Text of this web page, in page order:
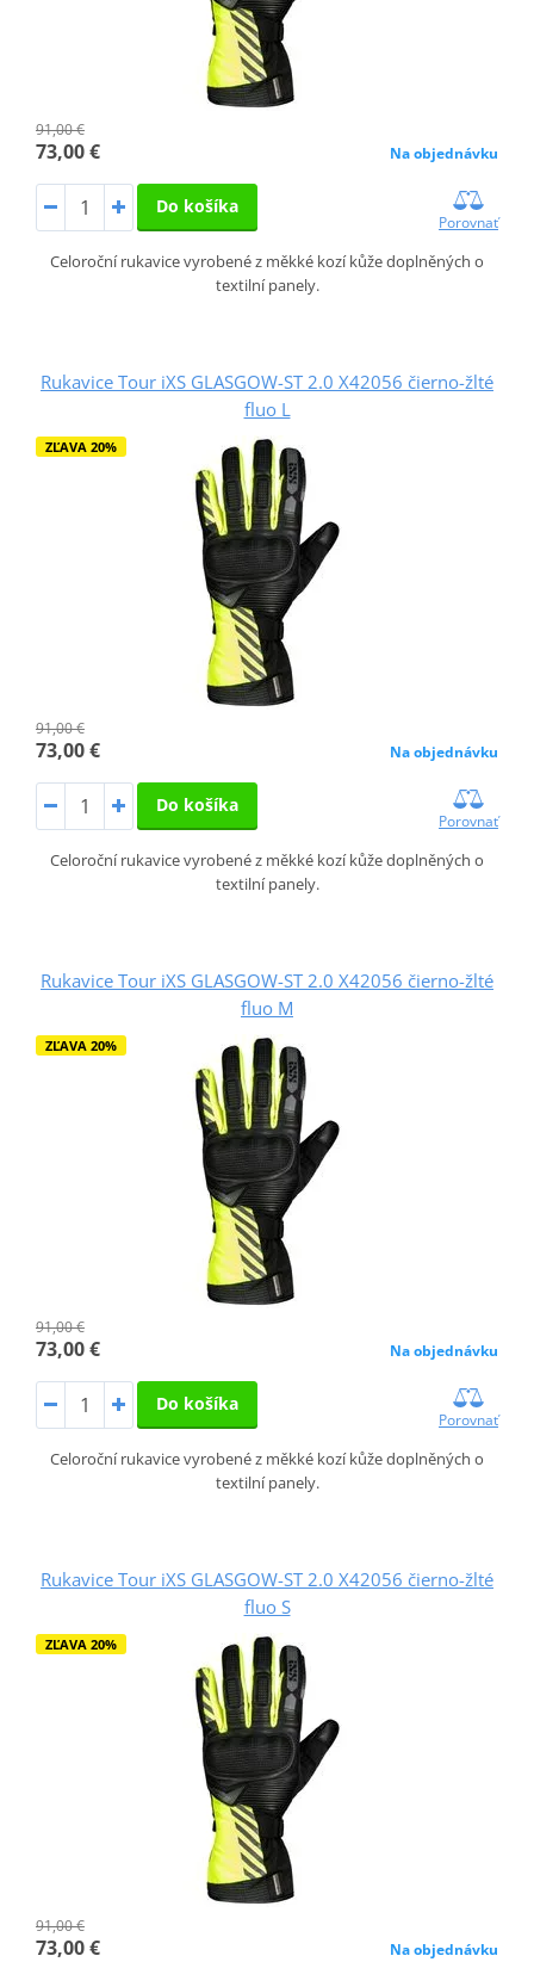
91,00 €
73,00 € Na objednávku
Do košíka
Porovnať
Celoroční rukavice vyrobené z měkké kozí kůže doplněných o
textilní panely.
Rukavice Tour iXS GLASGOW-ST 2.0 X42056 čierno-žlté
fluo L
ZĽAVA 20%
91,00 €
73,00 € Na objednávku
Do košíka
Porovnať
Celoroční rukavice vyrobené z měkké kozí kůže doplněných o
textilní panely.
Rukavice Tour iXS GLASGOW-ST 2.0 X42056 čierno-žlté
fluo M
ZĽAVA 20%
91,00 €
73,00 € Na objednávku
Do košíka
Porovnať
Celoroční rukavice vyrobené z měkké kozí kůže doplněných o
textilní panely.
Rukavice Tour iXS GLASGOW-ST 2.0 X42056 čierno-žlté
fluo S
ZĽAVA 20%
91,00 €
73,00 € Na objednávku